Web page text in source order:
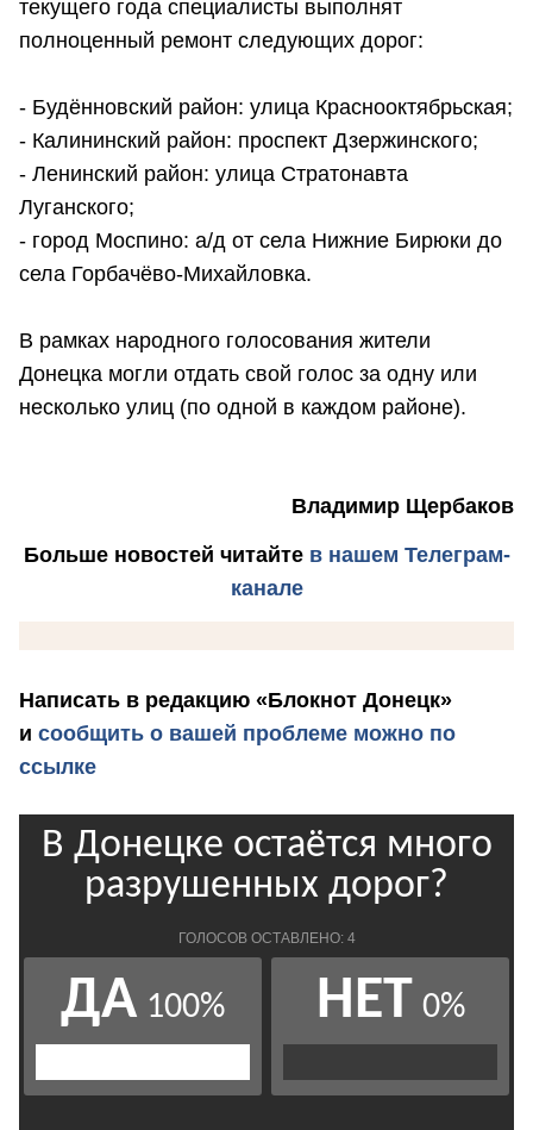
текущего года специалисты выполнят
полноценный ремонт следующих дорог:
- Будённовский район: улица Краснооктябрьская;
- Калининский район: проспект Дзержинского;
- Ленинский район: улица Стратонавта
Луганского;
- город Моспино: а/д от села Нижние Бирюки до
села Горбачёво-Михайловка.
В рамках народного голосования жители
Донецка могли отдать свой голос за одну или
несколько улиц (по одной в каждом районе).
Владимир Щербаков
Больше новостей читайте в нашем Телеграм-
канале
Написать в редакцию «Блокнот Донецк»
и сообщить о вашей проблеме можно по
ссылке